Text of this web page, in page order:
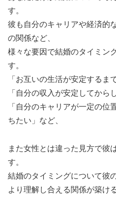
す。
彼も自分のキャリアや経済的
の関係など、
様々な要因で結婚のタイミン
す。
「お互いの生活が安定するま
「自分の収入が安定してから
「自分のキャリアが一定の位
ちたい」など、
また女性とは違った見方で彼
す。
結婚のタイミングについて彼
より理解し合える関係が築け